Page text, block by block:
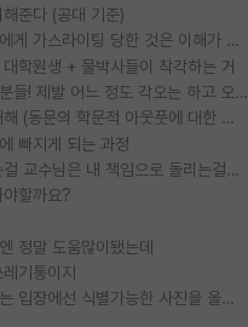
준다 (공대 기준)
대학원생들 교수에게 가스라이팅 당한 것은 이해가 갑니다. 안타깝네요.
학원생 + 물박사들이 착각하는 거
석사입학예정생 분들! 제발 어느 정도 각오는 하고 오세요.
포스텍 억까에 대해 (동문의 학문적 아웃풋에 대한 반박)
빠지게 되는 과정
왜 후배가 못하는걸 교수님은 내 책임으로 돌리는걸까요?
할까요?
정말 도움많이됐는데
기통이지
정보보안 연구하는 입장에선 식별가능한 사진을 올리는건 비추이긴함